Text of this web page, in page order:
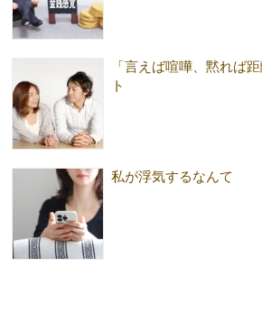
「言えば喧嘩、黙れば
ト
私が浮気するなんて